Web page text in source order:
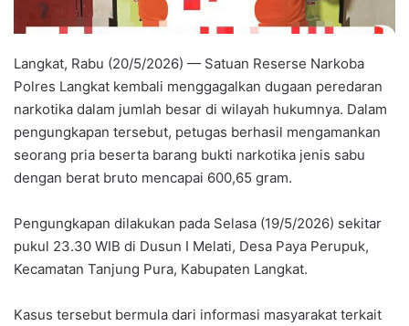
Langkat, Rabu (20/5/2026) — Satuan Reserse Narkoba
Polres Langkat kembali menggagalkan dugaan peredaran
narkotika dalam jumlah besar di wilayah hukumnya. Dalam
pengungkapan tersebut, petugas berhasil mengamankan
seorang pria beserta barang bukti narkotika jenis sabu
dengan berat bruto mencapai 600,65 gram.
Pengungkapan dilakukan pada Selasa (19/5/2026) sekitar
pukul 23.30 WIB di Dusun I Melati, Desa Paya Perupuk,
Kecamatan Tanjung Pura, Kabupaten Langkat.
Kasus tersebut bermula dari informasi masyarakat terkait